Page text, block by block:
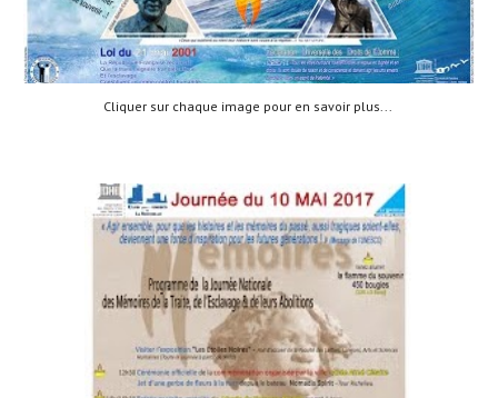
Cliquer sur chaque image pour en savoir plus...